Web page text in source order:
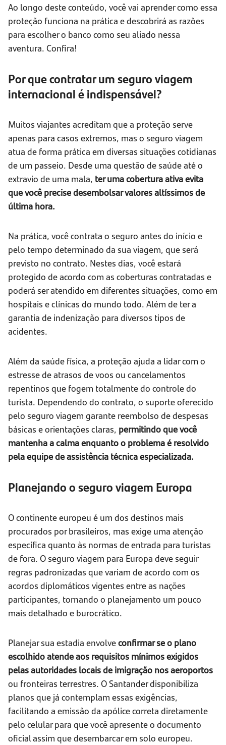
Ao longo deste conteúdo, você vai aprender como essa
proteção funciona na prática e descobrirá as razões
para escolher o banco como seu aliado nessa
aventura. Confira!
Por que contratar um seguro viagem
internacional é indispensável?
Muitos viajantes acreditam que a proteção serve
apenas para casos extremos, mas o seguro viagem
atua de forma prática em diversas situações cotidianas
de um passeio. Desde uma questão de saúde até o
extravio de uma mala, ter uma cobertura ativa evita
que você precise desembolsar valores altíssimos de
última hora.
Na prática, você contrata o seguro antes do início e
pelo tempo determinado da sua viagem, que será
previsto no contrato. Nestes dias, você estará
protegido de acordo com as coberturas contratadas e
poderá ser atendido em diferentes situações, como em
hospitais e clínicas do mundo todo. Além de ter a
garantia de indenização para diversos tipos de
acidentes.
Além da saúde física, a proteção ajuda a lidar com o
estresse de atrasos de voos ou cancelamentos
repentinos que fogem totalmente do controle do
turista. Dependendo do contrato, o suporte oferecido
pelo seguro viagem garante reembolso de despesas
básicas e orientações claras, permitindo que você
mantenha a calma enquanto o problema é resolvido
pela equipe de assistência técnica especializada.
Planejando o seguro viagem Europa
O continente europeu é um dos destinos mais
procurados por brasileiros, mas exige uma atenção
específica quanto às normas de entrada para turistas
de fora. O seguro viagem para Europa deve seguir
regras padronizadas que variam de acordo com os
acordos diplomáticos vigentes entre as nações
participantes, tornando o planejamento um pouco
mais detalhado e burocrático.
Planejar sua estadia envolveconfirmar se o plano
escolhido atende aos requisitos mínimos exigidos
pelas autoridades locais de imigração nos aeroportos
ou fronteiras terrestres. O Santander disponibiliza
planos que já contemplam essas exigências,
facilitando a emissão da apólice correta diretamente
pelo celular para que você apresente o documento
oficial assim que desembarcar em solo europeu.